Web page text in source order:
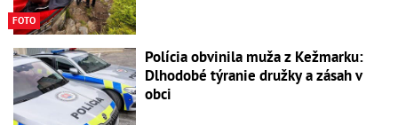
FOTO
Polícia obvinila muža z Kežmarku:
Dlhodobé týranie družky a zásah v
obci